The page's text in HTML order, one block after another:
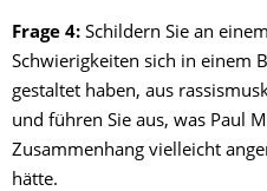
Frage 4: Schildern Sie an
Schwierigkeiten sich in einem
gestaltet haben, aus
und führen Sie aus, was Paul
Zusammenhang vielleicht
hätte.